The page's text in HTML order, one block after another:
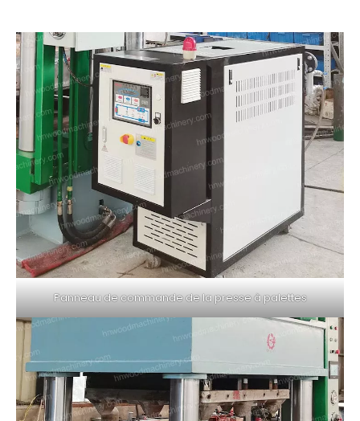
Panneau de commande de la presse à palettes